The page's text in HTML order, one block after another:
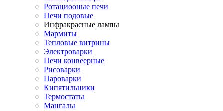
Ротациооные печи
Печи подовые
Инфракрасные лампы
Мармиты
Тепловые витрины
Электроварки
Печи конвеерные
Рисоварки
Пароварки
Кипятильники
Термостаты
Мангалы